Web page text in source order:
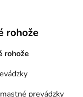
rohože
rohože
prevádzky